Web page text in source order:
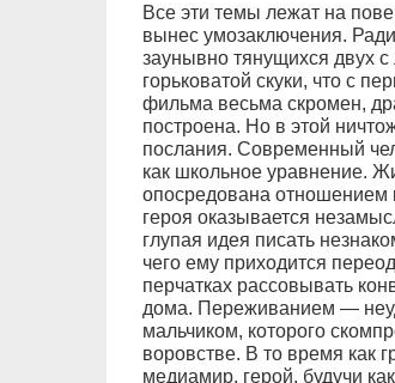
Все эти темы лежат на
вынес умозаключения.
заунывно тянущихся двух
горьковатой скуки, что с
фильма весьма скромен,
построена. Но в этой
послания. Современный
как школьное уравнение.
опосредована отношением
героя оказывается
глупая идея писать
чего ему приходится
перчатках рассовывать
дома. Переживанием —
мальчиком, которого
воровстве. В то время как
медиамир, герой, будучи